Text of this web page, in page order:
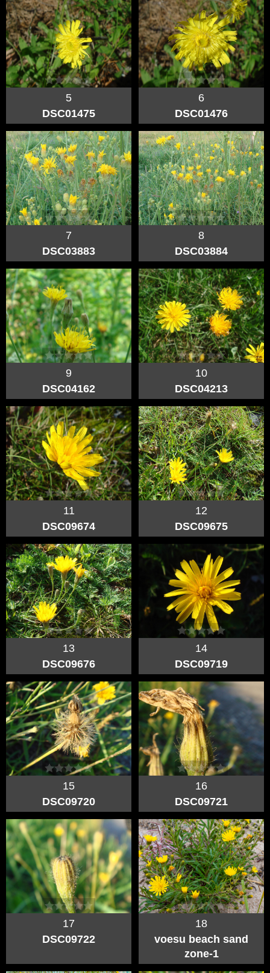
5
DSC01475
6
DSC01476
7
DSC03883
8
DSC03884
9
DSC04162
10
DSC04213
11
DSC09674
12
DSC09675
13
DSC09676
14
DSC09719
15
DSC09720
16
DSC09721
17
DSC09722
18
voesu beach sand
zone-1